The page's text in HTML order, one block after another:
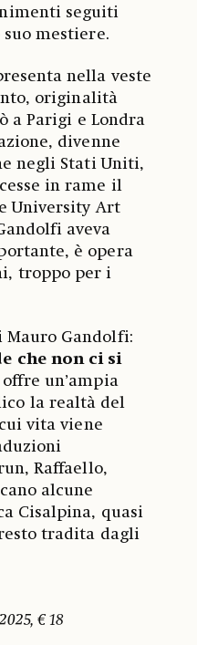
seguiti
mestiere.
nella veste
originalità
a Parigi e Londra
divenne
negli Stati Uniti,
in rame il
University Art
aveva
è opera
troppo per i
Mauro Gandolfi:
che non ci si
un’ampia
la realtà del
vita viene
Raffaello,
alcune
Cisalpina, quasi
tradita dagli
€ 18